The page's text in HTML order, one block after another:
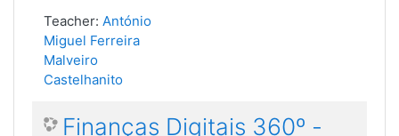
Teacher: António
Miguel Ferreira
Malveiro
Castelhanito
Finanças Digitais 360º -